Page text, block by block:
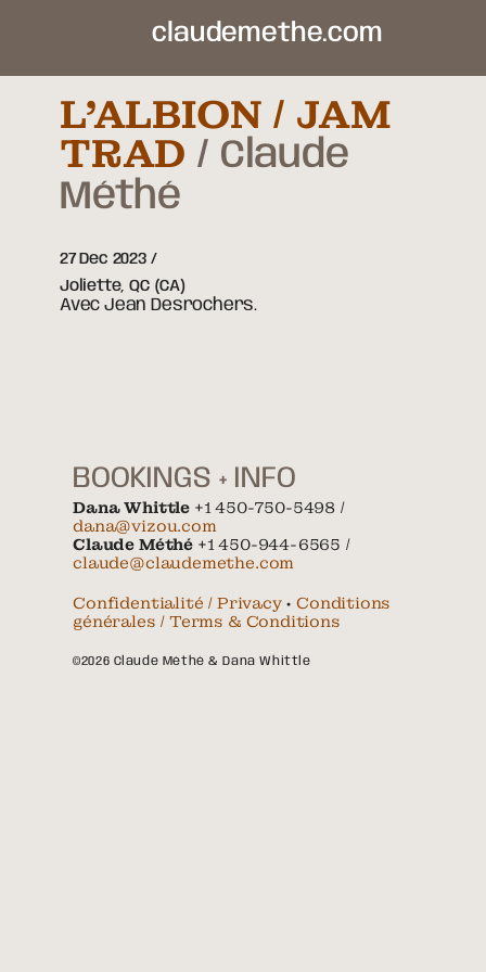
claudemethe.com
L’ALBION / JAM
TRAD
Claude
Méthé
27 Dec 2023
Joliette,QC (CA)
Avec Jean Desrochers.
BOOKINGS + INFO
Dana Whittle +1 450-750-5498 /
dana@vizou.com
Claude Méthé +1 450-944-6565 /
claude@claudemethe.com
Confidentialité / Privacy•Conditions
générales / Terms & Conditions
©2026 Claude Méthé & Dana Whittle